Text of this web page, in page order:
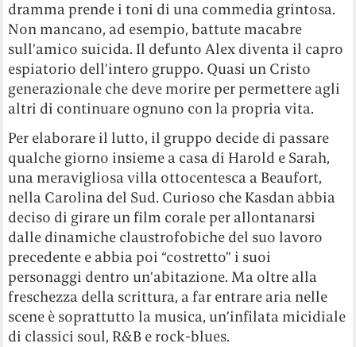
dramma prende i toni di una commedia grintosa.
Non mancano, ad esempio, battute macabre
sull’amico suicida. Il defunto Alex diventa il capro
espiatorio dell’intero gruppo. Quasi un Cristo
generazionale che deve morire per permettere agli
altri di continuare ognuno con la propria vita.
Per elaborare il lutto, il gruppo decide di passare
qualche giorno insieme a casa di Harold e Sarah,
una meravigliosa villa ottocentesca a Beaufort,
nella Carolina del Sud. Curioso che Kasdan abbia
deciso di girare un film corale per allontanarsi
dalle dinamiche claustrofobiche del suo lavoro
precedente e abbia poi “costretto” i suoi
personaggi dentro un’abitazione. Ma oltre alla
freschezza della scrittura, a far entrare aria nelle
scene è soprattutto la musica, un’infilata micidiale
di classici soul, R&B e rock-blues.